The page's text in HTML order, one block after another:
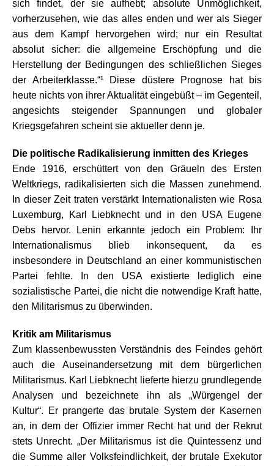
sich findet, der sie aufhebt; absolute Unmöglichkeit,
vorherzusehen, wie das alles enden und wer als Sieger
aus dem Kampf hervorgehen wird; nur ein Resultat
absolut sicher: die allgemeine Erschöpfung und die
Herstellung der Bedingungen des schließlichen Sieges
der Arbeiterklasse.“¹ Diese düstere Prognose hat bis
heute nichts von ihrer Aktualität eingebüßt – im Gegenteil,
angesichts steigender Spannungen und globaler
Kriegsgefahren scheint sie aktueller denn je.
Die politische Radikalisierung inmitten des Krieges
Ende 1916, erschüttert von den Gräueln des Ersten
Weltkriegs, radikalisierten sich die Massen zunehmend.
In dieser Zeit traten verstärkt Internationalisten wie Rosa
Luxemburg, Karl Liebknecht und in den USA Eugene
Debs hervor. Lenin erkannte jedoch ein Problem: Ihr
Internationalismus blieb inkonsequent, da es
insbesondere in Deutschland an einer kommunistischen
Partei fehlte. In den USA existierte lediglich eine
sozialistische Partei, die nicht die notwendige Kraft hatte,
den Militarismus zu überwinden.
Kritik am Militarismus
Zum klassenbewussten Verständnis des Feindes gehört
auch die Auseinandersetzung mit dem bürgerlichen
Militarismus. Karl Liebknecht lieferte hierzu grundlegende
Analysen und bezeichnete ihn als „Würgengel der
Kultur“. Er prangerte das brutale System der Kasernen
an, in dem der Offizier immer Recht hat und der Rekrut
stets Unrecht. „Der Militarismus ist die Quintessenz und
die Summe aller Volksfeindlichkeit, der brutale Exekutor